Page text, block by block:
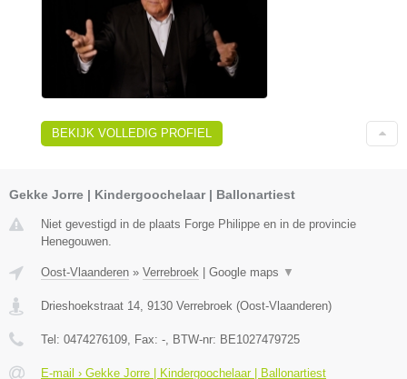
BEKIJK VOLLEDIG PROFIEL
Gekke Jorre | Kindergoochelaar | Ballonartiest
Niet gevestigd in de plaats Forge Philippe en in de provincie
Henegouwen.
Oost-Vlaanderen » Verrebroek Google maps ▼
Drieshoekstraat 14, 9130 Verrebroek (Oost-Vlaanderen)
Tel: 0474276109, Fax: -, BTW-nr: BE1027479725
E-mail › Gekke Jorre | Kindergoochelaar | Ballonartiest